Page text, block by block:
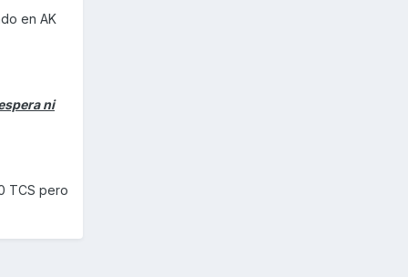
en AK
ni
TCS pero